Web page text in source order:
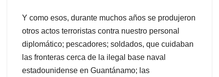
Y como esos, durante muchos años se produjeron
otros actos terroristas contra nuestro personal
diplomático; pescadores; soldados, que cuidaban
las fronteras cerca de la ilegal base naval
estadounidense en Guantánamo; las